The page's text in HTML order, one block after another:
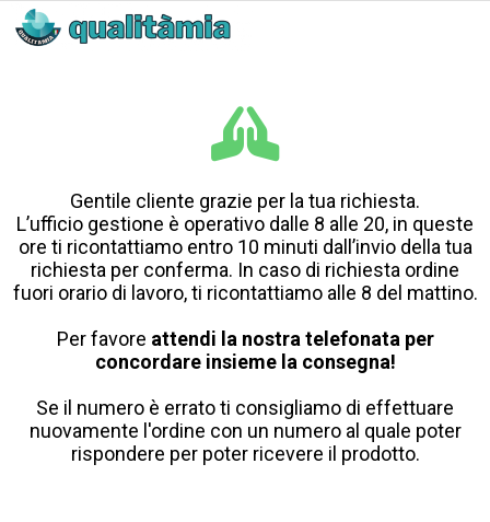
Gentile cliente grazie per la tua richiesta.
L’ufficio gestione è operativo dalle 8 alle 20, in queste
ore ti ricontattiamo entro 10 minuti dall’invio della tua
richiesta per conferma. In caso di richiesta ordine
fuori orario di lavoro, ti ricontattiamo alle 8 del mattino.
Per favore attendi la nostra telefonata per
concordare insieme la consegna!
Se il numero è errato ti consigliamo di effettuare
nuovamente l'ordine con un numero al quale poter
rispondere per poter ricevere il prodotto.